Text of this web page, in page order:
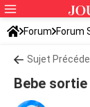
Forum Forum
Santé du bébé
Sujet
Bebe